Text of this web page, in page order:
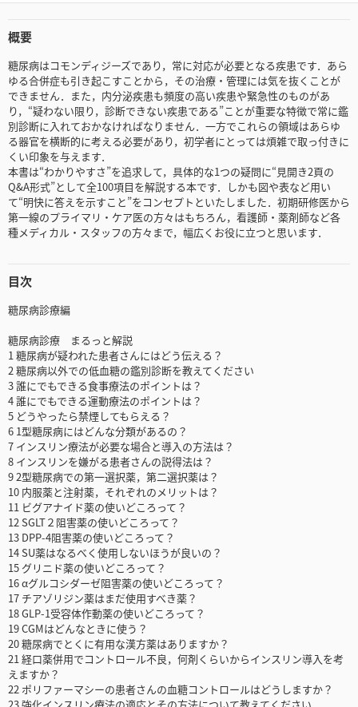
概要
糖尿病はコモンディジーズであり，常に対応が必要となる疾患です．あら
ゆる合併症も引き起こすことから，その治療・管理には気を抜くことが
できません．また，内分泌疾患も頻度の高い疾患や緊急性のものがあ
り，“疑わない限り，診断できない疾患である”ことが重要な特徴で常に鑑
別診断に入れておかなければなりません．一方でこれらの領域はあらゆ
る器官を横断的に考える必要があり，初学者にとっては煩雑で取っ付きに
くい印象を与えます．
本書は“わかりやすさ”を追求して，具体的な1つの疑問に“見開き2頁の
Q&A形式”として全100項目を解説する本です．しかも図や表など用い
て“明快に答えを示すこと”をコンセプトといたしました．初期研修医から
第一線のプライマリ・ケア医の方々はもちろん，看護師・薬剤師など各
種メディカル・スタッフの方々まで，幅広くお役に立つと思います．
目次
糖尿病診療編
糖尿病診療 まるっと解説
1 糖尿病が疑われた患者さんにはどう伝える？
2 糖尿病以外での低血糖の鑑別診断を教えてください
3 誰にでもできる食事療法のポイントは？
4 誰にでもできる運動療法のポイントは？
5 どうやったら禁煙してもらえる？
6 1型糖尿病にはどんな分類があるの？
7 インスリン療法が必要な場合と導入の方法は？
8 インスリンを嫌がる患者さんの説得法は？
9 2型糖尿病での第一選択薬，第二選択薬は？
10 内服薬と注射薬，それぞれのメリットは？
11 ビグアナイド薬の使いどころって？
12 SGLT２阻害薬の使いどころって？
13 DPP-4阻害薬の使いどころって？
14 SU薬はなるべく使用しないほうが良いの？
15 グリニド薬の使いどころって？
16 αグルコシダーゼ阻害薬の使いどころって？
17 チアゾリジン薬はまだ使用すべき薬？
18 GLP-1受容体作動薬の使いどころって？
19 CGMはどんなときに使う？
20 糖尿病でとくに有用な漢方薬はありますか？
21 経口薬併用でコントロール不良，何剤くらいからインスリン導入を考
えますか？
22 ポリファーマシーの患者さんの血糖コントロールはどうしますか？